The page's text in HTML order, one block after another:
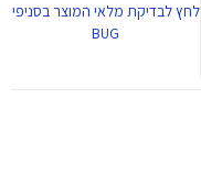
לחץלבדיקת מלאי המוצר בסניפי
BUG